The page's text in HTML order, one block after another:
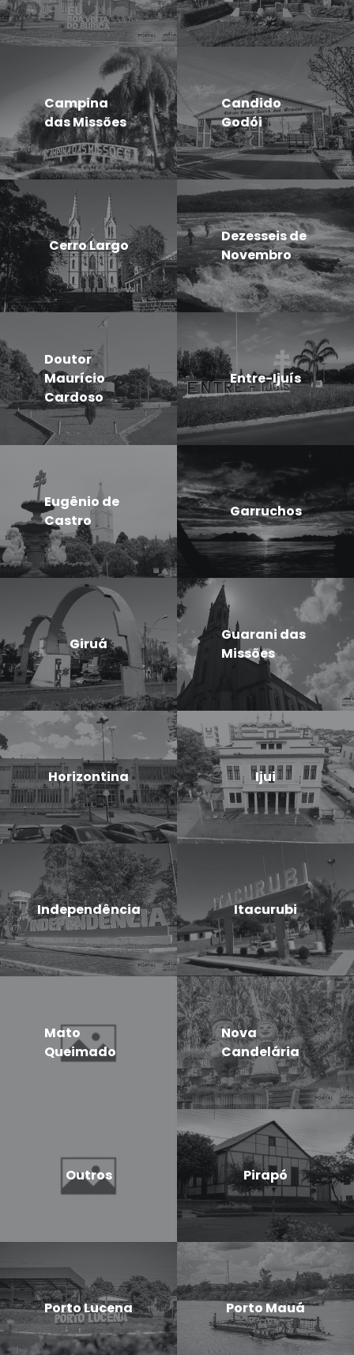
Campina
das Missões
Candido
Godói
Cerro Largo
Dezesseis de
Novembro
Doutor
Maurício
Cardoso
Entre-Ijuís
Eugênio de
Castro
Garruchos
Giruá
Guarani das
Missões
Horizontina Ijui
Independência Itacurubi
Mato
Queimado
Nova
Candelária
Outros Pirapó
Porto Lucena Porto Mauá